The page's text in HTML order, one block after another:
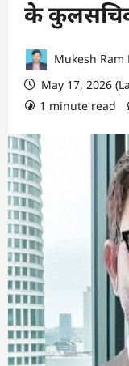
के
Mukesh Ram
May 17, 2026
1 minute read